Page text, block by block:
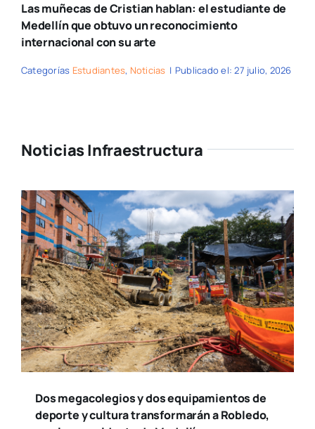
Las muñecas de Cristian hablan: el estudiante de
Medellín que obtuvo un reconocimiento
internacional con su arte
Categorías Estudiantes, Noticias | Publicado el: 27 julio, 2026
Noticias Infraestructura
Dos megacolegios y dos equipamientos de
deporte y cultura transformarán a Robledo,